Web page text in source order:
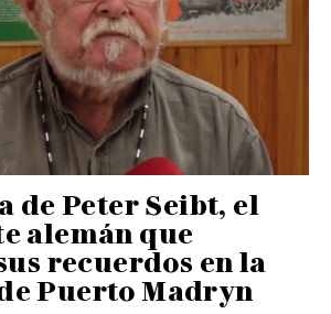
de Peter Seibt, el
alemán que
recuerdos en la
Puerto Madryn